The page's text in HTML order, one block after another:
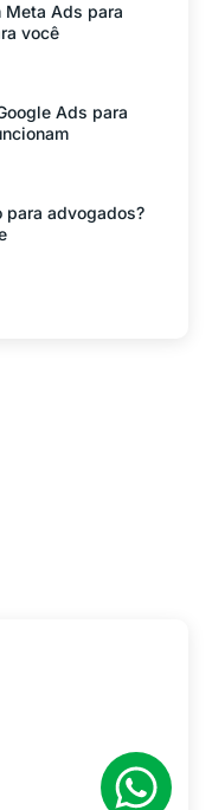
Meta Ads para
você
Ads para
para advogados?